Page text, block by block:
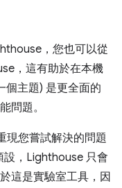
，您也可以從
，這有助於在本機
個主題) 是更全面的
問題。
現您嘗試解決的問題
設，Lighthouse 只會
這是實驗室工具，因